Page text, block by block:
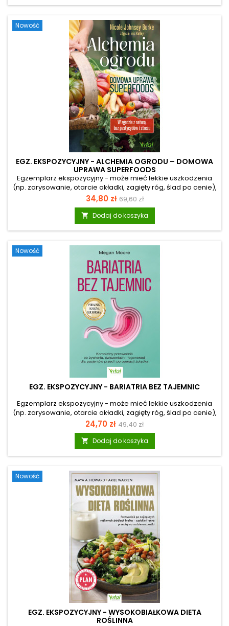
Myers, która umożliwia cofnięcie dolegliwości, takich jak
głowy. Z tej książki...
Nowość
EGZ. EKSPOZYCYJNY - ALCHEMIA OGRODU – DOMOWA
UPRAWA SUPERFOODS
Egzemplarz ekspozycyjny - może mieć lekkie uszkodzenia
(np. zarysowanie, otarcie okładki, zagięty róg, ślad po cenie),
ale merytorycznie jest pełnowartościowy. Marzysz o
świeżych, wolnych od pestycydów warzywach, ale przeraża
cię wizja skomplikowanej uprawy? A może uważasz, że nie
masz „ręki do roślin”, bo twoje dotychczasowe próby
kończyły się uschniętą bazylią na parapecie? Alchemia
Autorka udowadnia, że własne źródło...
Cena
34,80 zł Cena
podstawowa
69,60 zł
 Dodaj do koszyka
Nowość
EGZ. EKSPOZYCYJNY - BARIATRIA BEZ TAJEMNIC
Egzemplarz ekspozycyjny - może mieć lekkie uszkodzenia
(np. zarysowanie, otarcie okładki, zagięty róg, ślad po cenie),
ale merytorycznie jest pełnowartościowy. Zabieg
zmniejszenia żołądka to nie tylko głęboka ingerencja w ciało,
ale przede wszystkim początek potężnej transformacji twojej
życiowej energii. Jeśli przygotowujesz się do tego kroku lub
jesteś już po operacji, z pewnością poszukujesz wewnętrznej
niebezpiecznymi...
Cena
24,70 zł Cena
podstawowa
49,40 zł
 Dodaj do koszyka
Nowość
EGZ. EKSPOZYCYJNY - WYSOKOBIAŁKOWA DIETA
ROŚLINNA